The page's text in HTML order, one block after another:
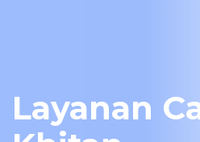
Layanan